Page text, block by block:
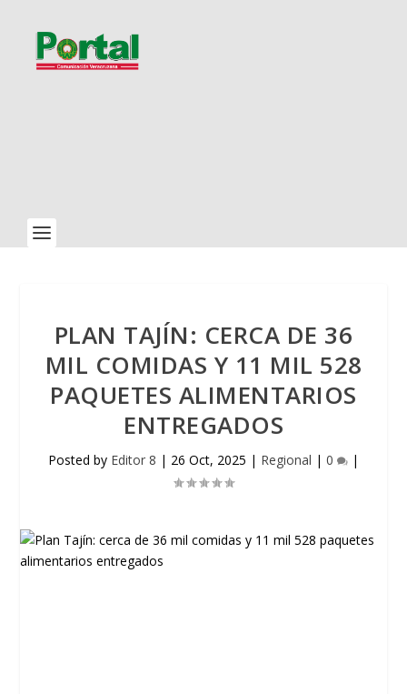
PLAN TAJÍN: CERCA DE 36
MIL COMIDAS Y 11 MIL 528
PAQUETES ALIMENTARIOS
ENTREGADOS
Posted by Editor 8 | 26 Oct, 2025 | Regional | 0 |